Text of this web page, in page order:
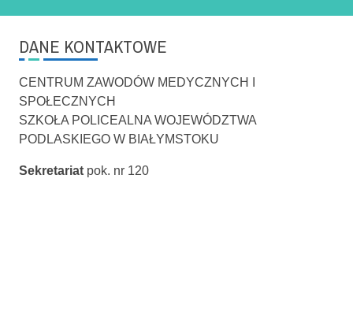
DANE KONTAKTOWE
CENTRUM ZAWODÓW MEDYCZNYCH I
SPOŁECZNYCH
SZKOŁA POLICEALNA WOJEWÓDZTWA
PODLASKIEGO W BIAŁYMSTOKU
Sekretariat pok. nr 120